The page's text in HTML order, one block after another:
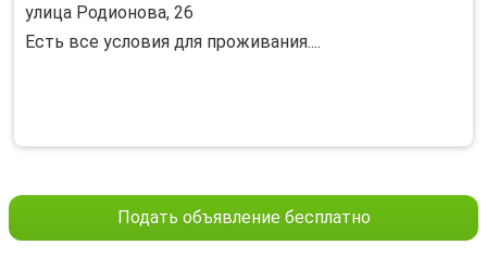
улица Родионова, 26
Есть все условия для проживания....
Подать объявление бесплатно